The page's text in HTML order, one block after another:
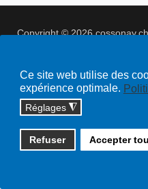
Ce site web utilise des
expérience optimale.
Réglages ◮
Refuser Accepter
Copyright © 2026
Plan du site